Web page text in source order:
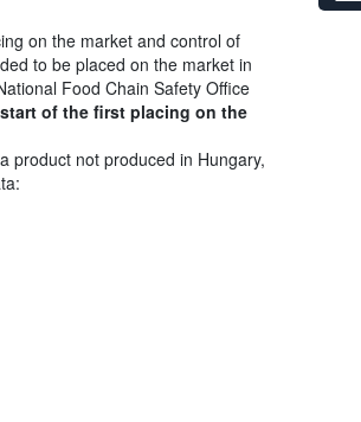
on the market and control of
to be placed on the market in
Food Chain Safety Office
of the first placing on the
product not produced in Hungary,